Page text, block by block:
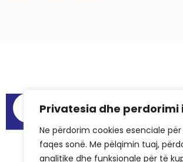
Privatesia dhe perdorimi
Ne përdorim cookies esenciale
faqes sonë. Me pëlqimin tuaj,
analitike dhe funksionale për të